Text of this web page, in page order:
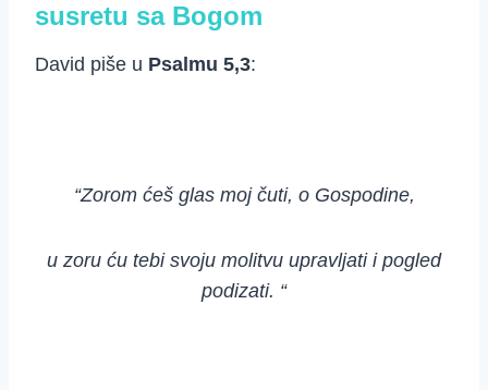
susretu sa Bogom
David piše u Psalmu 5,3:
“Zorom ćeš glas moj čuti, o Gospodine,
u zoru ću tebi svoju molitvu upravljati i pogled
podizati. “